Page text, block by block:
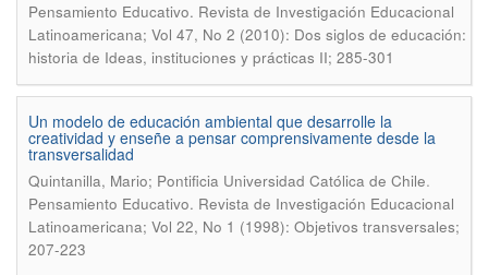
Pensamiento Educativo. Revista de Investigación Educacional
Latinoamericana; Vol 47, No 2 (2010): Dos siglos de educación:
historia de Ideas, instituciones y prácticas II; 285-301
Un modelo de educación ambiental que desarrolle la
creatividad y enseñe a pensar comprensivamente desde la
transversalidad
Quintanilla, Mario; Pontificia Universidad Católica de Chile.
Pensamiento Educativo. Revista de Investigación Educacional
Latinoamericana; Vol 22, No 1 (1998): Objetivos transversales;
207-223